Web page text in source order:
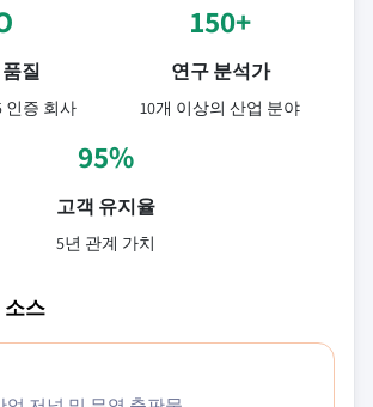
질
인증 회사
150+
연구 분석가
10개 이상의 산업 분야
95%
고객 유지율
5년 관계 가치
소스